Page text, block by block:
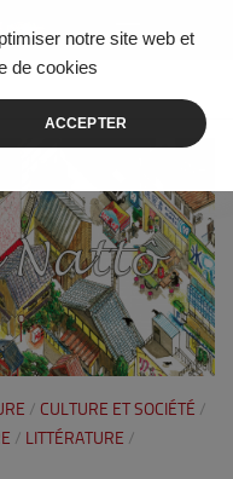
notre site web et
de cookies
ACCEPTER
/ CULTURE ET SOCIÉTÉ /
/ LITTÉRATURE /